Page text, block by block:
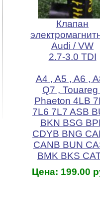
Клапан
Audi / VW
2.7-3.0 TDI
A4 , A5 , A6 ,
Q7 , Touareg
Phaeton 4LB
7L6 7L7 ASB
BKN BSG
CDYB BNG
CANB BUN
BMK BKS
Цена: 199.00